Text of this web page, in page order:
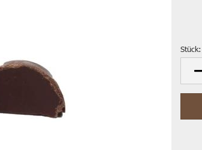
Stück:
Stück